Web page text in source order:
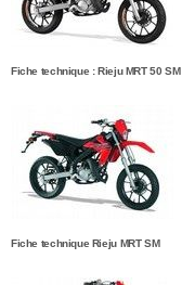
Fiche technique : Rieju MRT 50 SM
Fiche technique Rieju MRT SM